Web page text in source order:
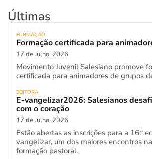
Últimas
FORMAÇÃO
Formação certificada para
17 de Julho, 2026
Movimento Juvenil Salesiano promove
certificada para animadores de grupos
EDITORA
E-vangelizar2026: Salesianos
com o coração
17 de Julho, 2026
Estão abertas as inscrições para a 16.ª
vangelizar, um dos maiores encontros
formação pastoral.